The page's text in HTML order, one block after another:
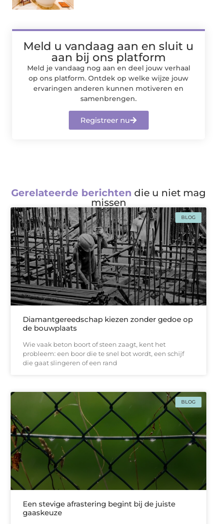
Meld u vandaag aan en sluit u
aan bij ons platform
Meld je vandaag nog aan en deel jouw verhaal
op ons platform. Ontdek op welke wijze jouw
ervaringen anderen kunnen motiveren en
samenbrengen.
Registreer nu
Gerelateerde berichten die u niet mag
missen
BLOG
Diamantgereedschap kiezen zonder gedoe op
de bouwplaats
Wie vaak beton boort of steen zaagt, kent het
probleem: een boor die te snel bot wordt, een schijf
die gaat slingeren of een rand
BLOG
Een stevige afrastering begint bij de juiste
gaaskeuze